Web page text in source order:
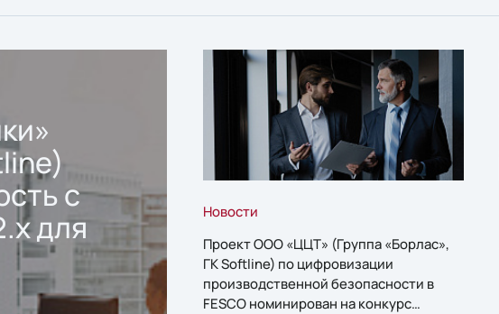
с
для
Новости
Проект ООО «ЦЦТ» (Группа «Борлас»,
ГК Softline) по цифровизации
производственной безопасности в
FESCO номинирован на конкурс